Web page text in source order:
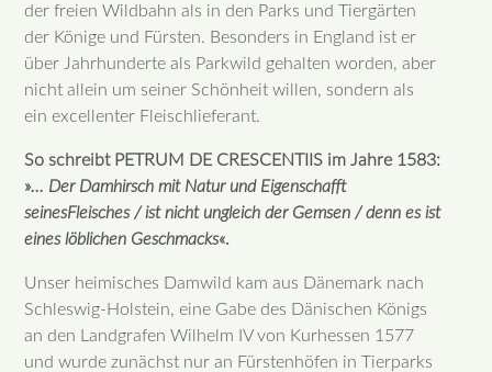
der freien Wildbahn als in den Parks und Tiergärten
der Könige und Fürsten. Besonders in England ist er
über Jahrhunderte als Parkwild gehalten worden, aber
nicht allein um seiner Schönheit willen, sondern als
ein excellenter Fleischlieferant.
So schreibt PETRUM DE CRESCENTIIS im Jahre 1583:
»... Der Damhirsch mit Natur und Eigenschafft
seinesFleisches / ist nicht ungleich der Gemsen / denn es ist
eines löblichen Geschmacks«.
Unser heimisches Damwild kam aus Dänemark nach
Schleswig-Holstein, eine Gabe des Dänischen Königs
an den Landgrafen Wilhelm IV von Kurhessen 1577
und wurde zunächst nur an Fürstenhöfen in Tierparks